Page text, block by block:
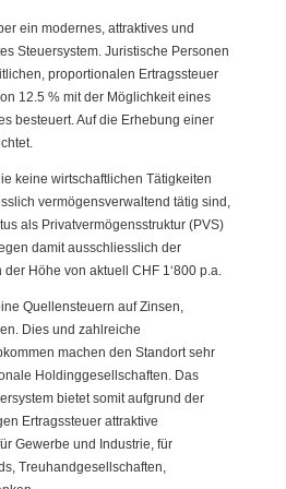
ein modernes, attraktives und
Steuersystem. Juristische Personen
proportionalen Ertragssteuer
12.5 % mit der Möglichkeit eines
besteuert. Auf die Erhebung einer
keine wirtschaftlichen Tätigkeiten
vermögensverwaltend tätig sind,
als Privatvermögensstruktur (PVS)
damit ausschliesslich der
Höhe von aktuell CHF 1‘800 p.a.
Quellensteuern auf Zinsen,
Dies und zahlreiche
machen den Standort sehr
Holdinggesellschaften. Das
bietet somit aufgrund der
Ertragssteuer attraktive
Gewerbe und Industrie, für
Treuhandgesellschaften,